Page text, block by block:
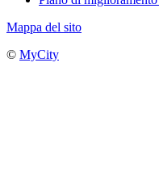
Mappa del sito
© MyCity